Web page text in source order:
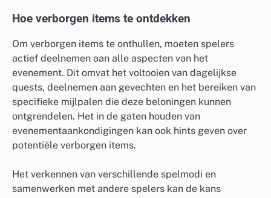
Hoe verborgen items te ontdekken
Om verborgen items te onthullen, moeten spelers
actief deelnemen aan alle aspecten van het
evenement. Dit omvat het voltooien van dagelijkse
quests, deelnemen aan gevechten en het bereiken van
specifieke mijlpalen die deze beloningen kunnen
ontgrendelen. Het in de gaten houden van
evenementaankondigingen kan ook hints geven over
potentiële verborgen items.
Het verkennen van verschillende spelmodi en
samenwerken met andere spelers kan de kans